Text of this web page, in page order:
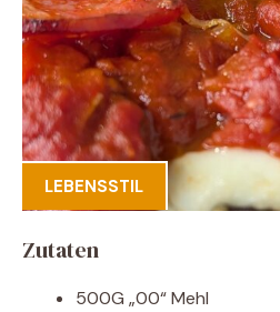
LEBENSSTIL
Zutaten
500G „00“ Mehl